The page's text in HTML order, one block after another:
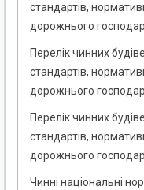
стандартів,
дорожнього
Перелік чинних
стандартів,
дорожнього
Перелік чинних
стандартів,
дорожнього
Чинні національні